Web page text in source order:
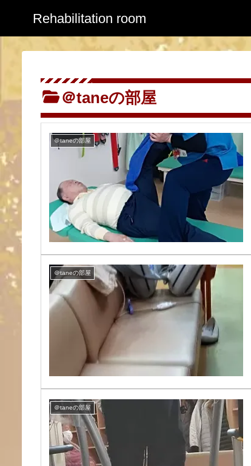
Rehabilitation room
＠taneの部屋
＠taneの部屋
＠taneの部屋
＠taneの部屋